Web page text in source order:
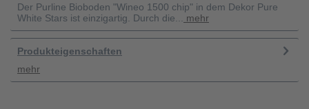
Der Purline Bioboden "Wineo 1500 chip" in dem Dekor Pure
White Stars ist einzigartig. Durch die...
mehr
Produkteigenschaften
mehr